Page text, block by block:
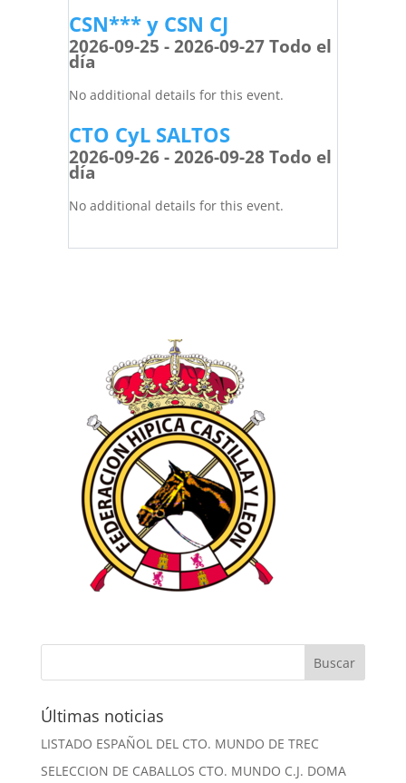
CSN*** y CSN CJ
2026-09-25 - 2026-09-27 Todo el
día
No additional details for this event.
CTO CyL SALTOS
2026-09-26 - 2026-09-28 Todo el
día
No additional details for this event.
Últimas noticias
LISTADO ESPAÑOL DEL CTO. MUNDO DE TREC
SELECCION DE CABALLOS CTO. MUNDO C.J. DOMA